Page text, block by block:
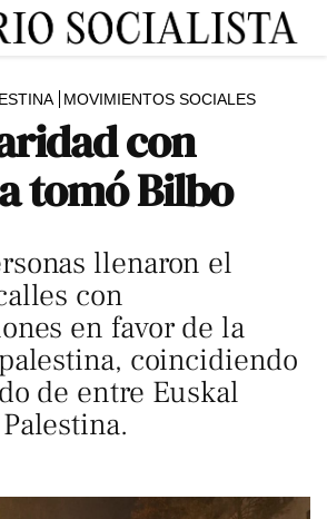
MOVIMIENTOS SOCIALES
con
tomó Bilbo
llenaron el
con
en favor de la
coincidiendo
de entre Euskal